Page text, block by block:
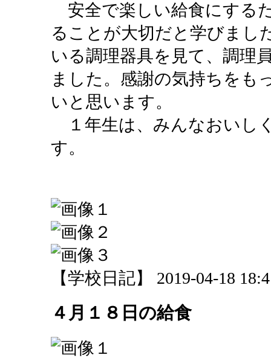
安全で楽しい給食にする
ることが大切だと学びまし
いる調理器具を見て、調理
ました。感謝の気持ちをも
いと思います。
１年生は、みんなおいし
す。
【学校日記】 2019-04-18
４月１８日の給食